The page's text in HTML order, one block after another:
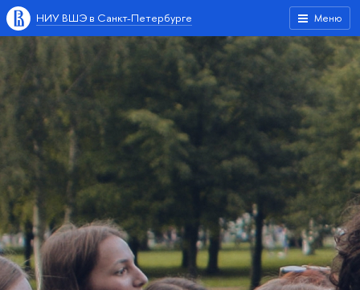
Меню
НИУ ВШЭ в Санкт-Петербурге